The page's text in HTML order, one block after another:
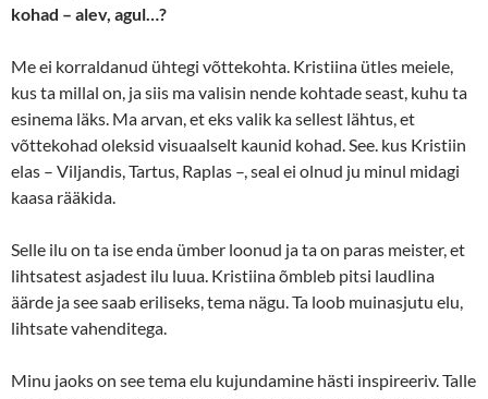
kohad – alev, agul…?
Me ei korraldanud ühtegi võttekohta. Kristiina ütles meiele,
kus ta millal on, ja siis ma valisin nende kohtade seast, kuhu ta
esinema läks. Ma arvan, et eks valik ka sellest lähtus, et
võttekohad oleksid visuaalselt kaunid kohad. See. kus Kristiin
elas – Viljandis, Tartus, Raplas –, seal ei olnud ju minul midagi
kaasa rääkida.
Selle ilu on ta ise enda ümber loonud ja ta on paras meister, et
lihtsatest asjadest ilu luua. Kristiina õmbleb pitsi laudlina
äärde ja see saab eriliseks, tema nägu. Ta loob muinasjutu elu,
lihtsate vahenditega.
Minu jaoks on see tema elu kujundamine hästi inspireeriv. Talle